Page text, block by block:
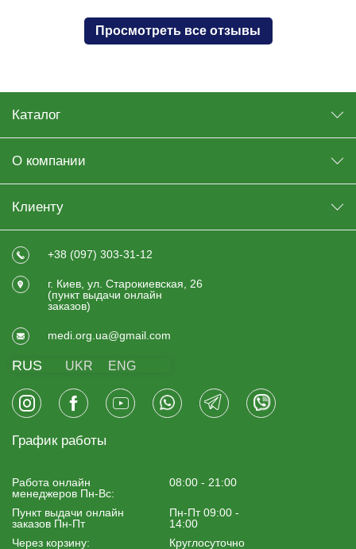
Просмотреть все отзывы
Каталог
О компании
Клиенту
+38 (097) 303-31-12
г. Киев, ул. Старокиевская, 26
(пункт выдачи онлайн
заказов)
medi.org.ua@gmail.com
RUS UKR ENG
График работы
Работа онлайн
менеджеров Пн-Вс:
08:00 - 21:00
Пункт выдачи онлайн
заказов Пн-Пт
Пн-Пт 09:00 -
14:00
Через корзину:
Круглосуточно